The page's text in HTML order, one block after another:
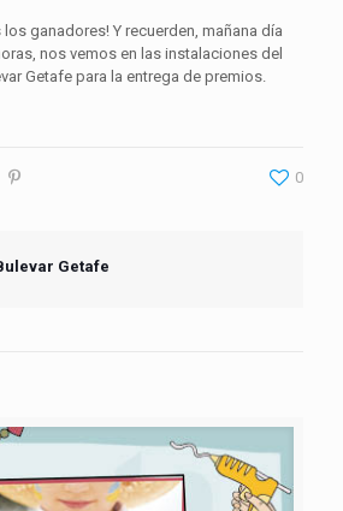
los ganadores! Y recuerden, mañana día
nos vemos en las instalaciones del
Getafe para la entrega de premios.
0
Getafe